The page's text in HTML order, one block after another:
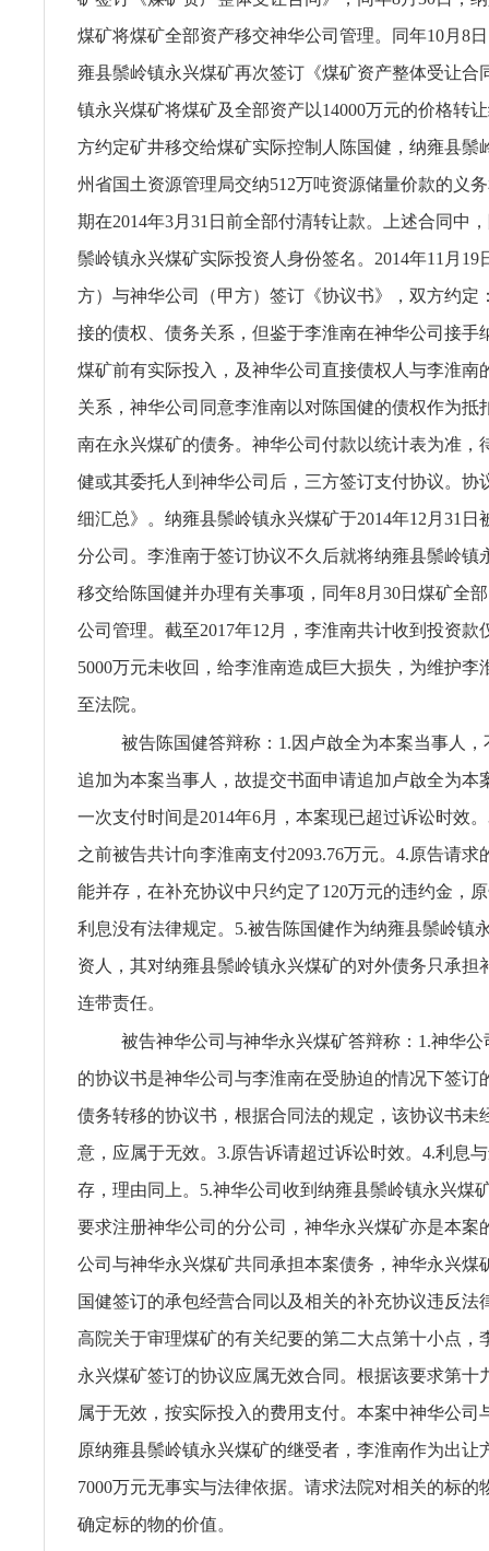
煤矿将煤矿全部资产移交神华公司管理。同年10月8
雍县鬃岭镇永兴煤矿再次签订《煤矿资产整体受让合
镇永兴煤矿将煤矿及全部资产以14000万元的价格转
方约定矿井移交给煤矿实际控制人陈国健，纳雍县鬃
州省国土资源管理局交纳512万吨资源储量价款的义
期在2014年3月31日前全部付清转让款。上述合同中
鬃岭镇永兴煤矿实际投资人身份签名。2014年11月19
方）与神华公司（甲方）签订《协议书》，双方约定
接的债权、债务关系，但鉴于李淮南在神华公司接手
煤矿前有实际投入，及神华公司直接债权人与李淮南
关系，神华公司同意李淮南以对陈国健的债权作为抵
南在永兴煤矿的债务。神华公司付款以统计表为准，
健或其委托人到神华公司后，三方签订支付协议。协
细汇总》。纳雍县鬃岭镇永兴煤矿于2014年12月31日
分公司。李淮南于签订协议不久后就将纳雍县鬃岭镇
移交给陈国健并办理有关事项，同年8月30日煤矿全
公司管理。截至2017年12月，李淮南共计收到投资款
5000万元未收回，给李淮南造成巨大损失，为维护李
至法院。
被告陈国健答辩称：1.因卢啟全为本案当事人
追加为本案当事人，故提交书面申请追加卢啟全为本
一次支付时间是2014年6月，本案现已超过诉讼时效
之前被告共计向李淮南支付2093.76万元。4.原告请求
能并存，在补充协议中只约定了120万元的违约金，
利息没有法律规定。5.被告陈国健作为纳雍县鬃岭镇
资人，其对纳雍县鬃岭镇永兴煤矿的对外债务只承担
连带责任。
被告神华公司与神华永兴煤矿答辩称：1.神华
的协议书是神华公司与李淮南在受胁迫的情况下签订
债务转移的协议书，根据合同法的规定，该协议书未
意，应属于无效。3.原告诉请超过诉讼时效。4.利息
存，理由同上。5.神华公司收到纳雍县鬃岭镇永兴煤
要求注册神华公司的分公司，神华永兴煤矿亦是本案
公司与神华永兴煤矿共同承担本案债务，神华永兴煤
国健签订的承包经营合同以及相关的补充协议违反法
高院关于审理煤矿的有关纪要的第二大点第十小点，
永兴煤矿签订的协议应属无效合同。根据该要求第十
属于无效，按实际投入的费用支付。本案中神华公司
原纳雍县鬃岭镇永兴煤矿的继受者，李淮南作为出让
7000万元无事实与法律依据。请求法院对相关的标的
确定标的物的价值。